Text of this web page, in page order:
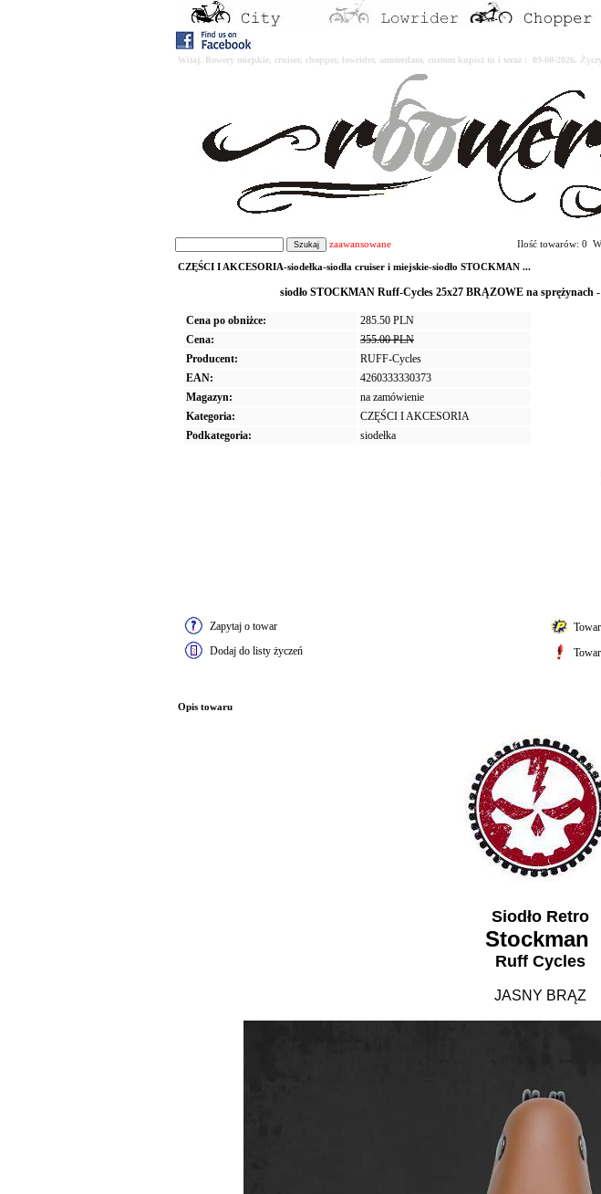
Witaj. Rowery miejskie, cruiser, chopper, lowrider, amsterdam, custom kupisz tu i teraz : 09-08-2026.
zaawansowane Ilość towarów: 0
CZĘŚCI I AKCESORIA-siodełka-siodła cruiser i miejskie-siodło STOCKMAN ...
siodło STOCKMAN Ruff-Cycles 25x27 BRĄZOWE na sprężynach
Cena po obniżce:
285.50 PLN
Cena:
355.00 PLN
Producent:
RUFF-Cycles
EAN:
4260333330373
Magazyn:
na zamówienie
Kategoria:
CZĘŚCI I AKCESORIA
Podkategoria:
siodełka
Zapytaj o towar
Dodaj do listy życzeń
Opis towaru
Siodło Retro
Stockman
Ruff Cycles
JASNY BRĄZ